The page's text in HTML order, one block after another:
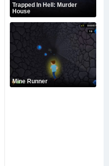
Trapped In Hell: Murder
House
Mine Runner